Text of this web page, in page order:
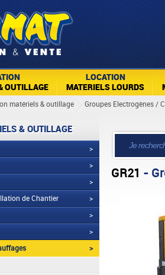
OUTILLAGE
LOCATION
MATERIELS LOURDS
matériels & outillage Groupes Electrogènes /
& OUTILLAGE
>
>
>
de Chantier
>
>
>
>
GR21 -